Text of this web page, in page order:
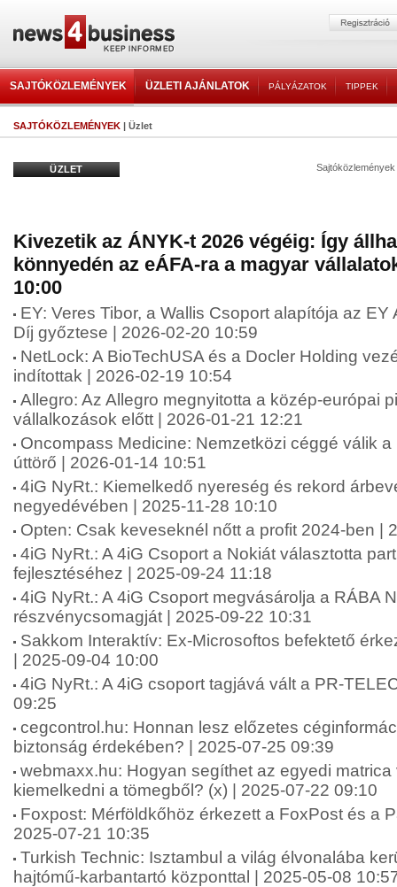
SAJTÓKÖZLEMÉNYEK ÜZLETI AJÁNLATOK PÁLYÁZATOK TIPPEK
SAJTÓKÖZLEMÉNYEK | Üzlet
ÜZLET
Kivezetik az ÁNYK-t 2026 végéig: Így
könnyedén az eÁFA-ra a magyar
10:00
EY: Veres Tibor, a Wallis Csoport alapítója az EY
Díj győztese | 2026-02-20 10:59
NetLock: A BioTechUSA és a Docler Holding
indítottak | 2026-02-19 10:54
Allegro: Az Allegro megnyitotta a közép-európai
vállalkozások előtt | 2026-01-21 12:21
Oncompass Medicine: Nemzetközi céggé válik
úttörő | 2026-01-14 10:51
4iG NyRt.: Kiemelkedő nyereség és rekord
negyedévében | 2025-11-28 10:10
Opten: Csak keveseknél nőtt a profit 2024-ben |
4iG NyRt.: A 4iG Csoport a Nokiát választotta
fejlesztéséhez | 2025-09-24 11:18
4iG NyRt.: A 4iG Csoport megvásárolja a RÁBA
részvénycsomagját | 2025-09-22 10:31
Sakkom Interaktív: Ex-Microsoftos befektető
| 2025-09-04 10:00
4iG NyRt.: A 4iG csoport tagjává vált a PR-
09:25
cegcontrol.hu: Honnan lesz előzetes
biztonság érdekében? | 2025-07-25 09:39
webmaxx.hu: Hogyan segíthet az egyedi
kiemelkedni a tömegből? (x) | 2025-07-22 09:10
Foxpost: Mérföldkőhöz érkezett a FoxPost és a
2025-07-21 10:35
Turkish Technic: Isztambul a világ élvonalába
hajtómű-karbantartó központtal | 2025-05-08